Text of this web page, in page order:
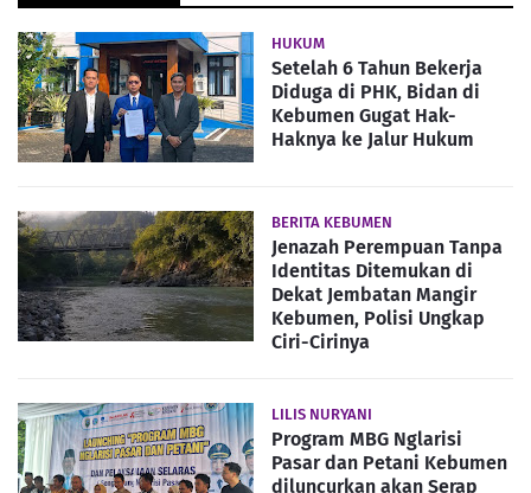
HUKUM
Setelah 6 Tahun Bekerja
Diduga di PHK, Bidan di
Kebumen Gugat Hak-
Haknya ke Jalur Hukum
BERITA KEBUMEN
Jenazah Perempuan Tanpa
Identitas Ditemukan di
Dekat Jembatan Mangir
Kebumen, Polisi Ungkap
Ciri-Cirinya
LILIS NURYANI
Program MBG Nglarisi
Pasar dan Petani Kebumen
diluncurkan akan Serap